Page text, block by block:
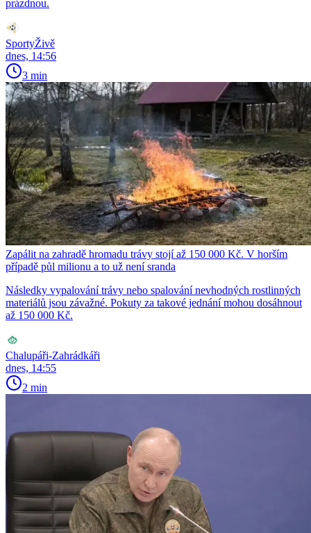
prázdnou.
SportyŽivě
dnes, 14:56
3 min
Zapálit na zahradě hromadu trávy stojí až 150 000 Kč. V horším
případě půl milionu a to už není sranda
Následky vypalování trávy nebo spalování nevhodných rostlinných
materiálů jsou závažné. Pokuty za takové jednání mohou dosáhnout
až 150 000 Kč.
Chalupáři-Zahrádkáři
dnes, 14:55
2 min